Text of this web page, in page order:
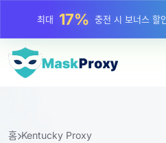
최대25%정적 IP 구매 할인
홈 Kentucky Proxy